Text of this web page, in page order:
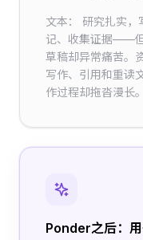
文本： 研究扎实，
记、收集证据——
草稿却异常痛苦。
写作、引用和重读
作过程却拖沓漫长。
Ponder之后：